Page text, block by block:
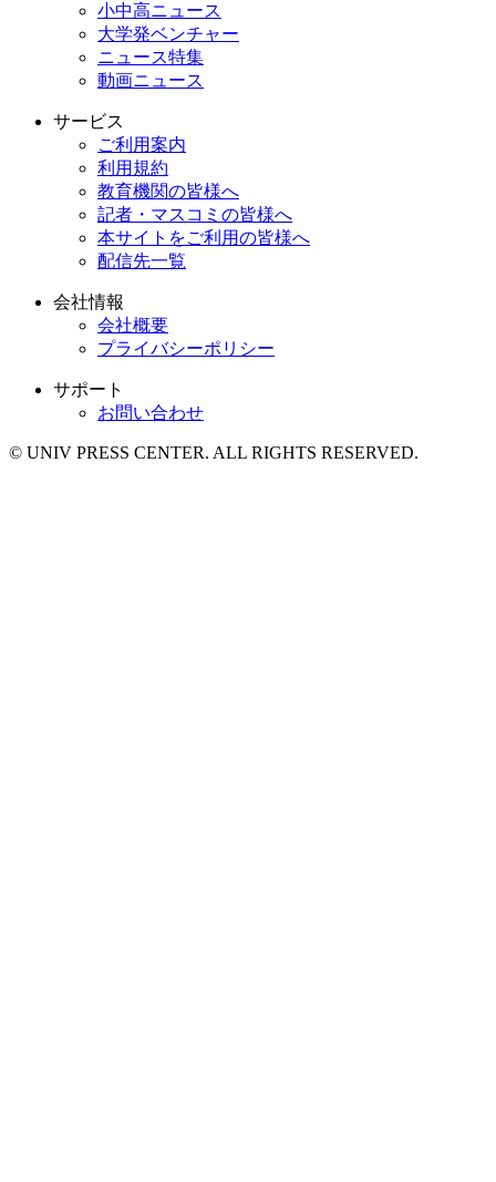
小中高ニュース
大学発ベンチャー
ニュース特集
動画ニュース
サービス
ご利用案内
利用規約
教育機関の皆様へ
記者・マスコミの皆様へ
本サイトをご利用の皆様へ
配信先一覧
会社情報
会社概要
プライバシーポリシー
サポート
お問い合わせ
© UNIV PRESS CENTER. ALL RIGHTS RESERVED.